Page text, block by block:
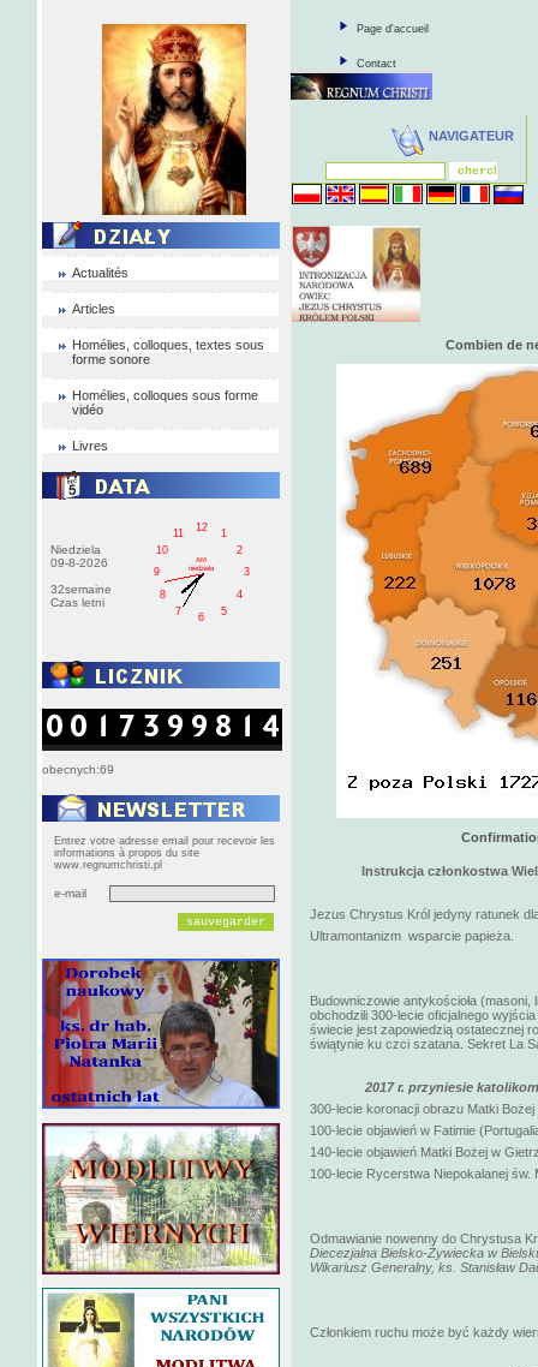
Actualités
Articles
Homélies, colloques, textes sous
forme sonore
Homélies, colloques sous forme
vidéo
Livres
Niedziela
09-8-2026
32semaine
Czas letni
1
2
3
4
5
6
7
8
9
10
11
12
AM
niedziela
obecnych:69
Entrez votre adresse email pour recevoir les
informations à propos du site
www.regnumchristi.pl
e-mail
Page d'accueil
Contact
NAVIGATEUR
Combien de
Instrukcja członkostwa
Jezus Chrystus Król jedyny ratunek
Ultramontanizm wsparcie papieża.
Budowniczowie antykościoła (masoni,
obchodzili 300-lecie oficjalnego
świecie jest zapowiedzią ostatecznej
świątynie ku czci szatana. Sekret La
2017 r. przyniesie
300-lecie koronacji obrazu Matki
100-lecie objawień w Fatimie
140-lecie objawień Matki Bożej w
100-lecie Rycerstwa Niepokalanej św.
Odmawianie nowenny do Chrystusa
Diecezjalna Bielsko-Żywiecka w
Wikariusz Generalny, ks. Stanisław
Członkiem ruchu może być każdy